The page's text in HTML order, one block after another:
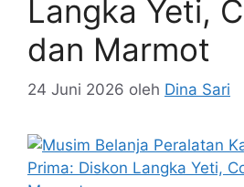
Langka Yeti,
dan Marmot
24 Juni 2026 oleh Dina Sari